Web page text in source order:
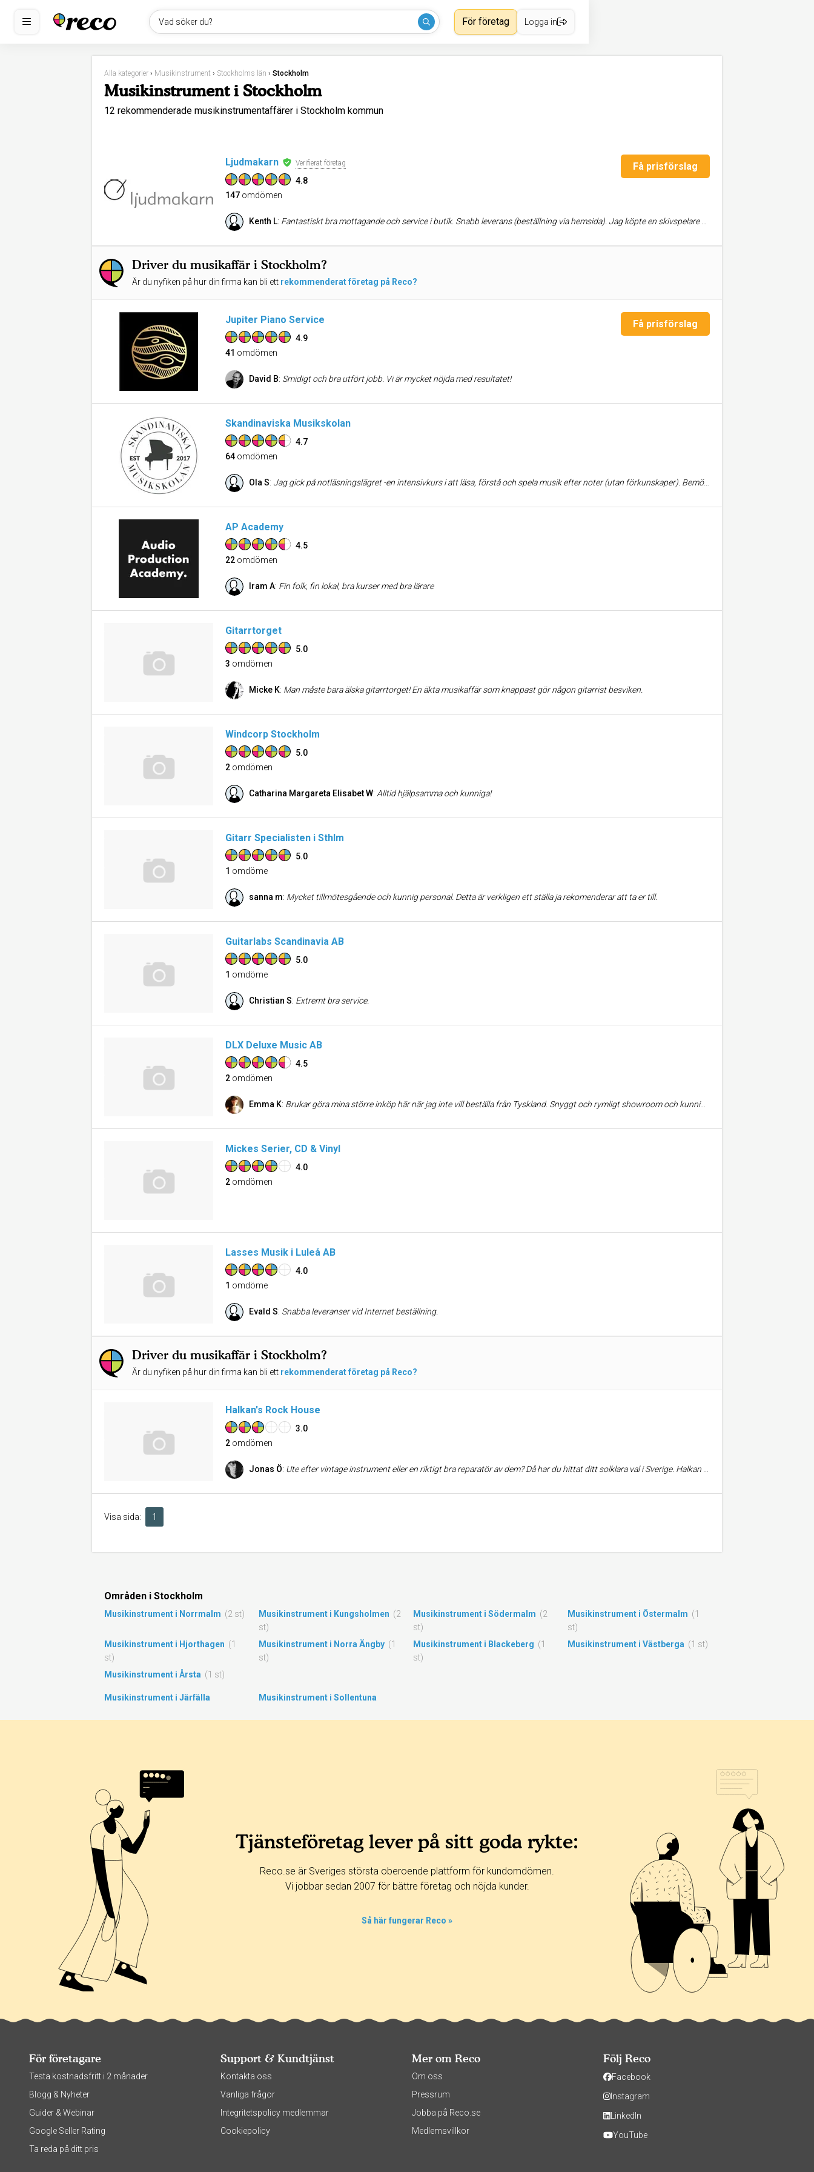
Vad söker du? För företag Logga in
Alla kategorier › Musikinstrument › Stockholms län › Stockholm
Musikinstrument i Stockholm
12 rekommenderade musikinstrumentaffärer i Stockholm kommun
Ljudmakarn Verifierat företag
4.8
147 omdömen
Få prisförslag
Kenth L: Fantastiskt bra mottagande och service i butik. Snabb leverans (beställning via hemsida). Jag köpte en skivspelare Rega Planar 8 samt Riasteg MM MK5 från Rega. Bra support och tips via telefon när jag skulle ställa in tonarmen.
Driver du musikaffär i Stockholm?
Är du nyfiken på hur din firma kan bli ett rekommenderat företag på Reco?
Jupiter Piano Service
4.9
41 omdömen
Få prisförslag
David B: Smidigt och bra utfört jobb. Vi är mycket nöjda med resultatet!
Skandinaviska Musikskolan
4.7
64 omdömen
Ola S: Jag gick på notläsningslägret -en intensivkurs i att läsa, förstå och spela musik efter noter (utan förkunskaper). Bemötandet var varmt och trevligt -korrekt och bra på alla sätt. Förväntade mig att jag skulle repa intensivt på plats, 30min/dag, och få en bra grundkänsla för var tonerna sitter så att jag fortsättningsvis skulle kunna spela enklare stycken efter noter. Skolan levde absolut upp till förväntningarna. -Det var effektivt, roligt, trevligt och utvecklande. Lämnade med ett leende hela veckan lång och känner mig redo att gå vidare med pianolektioner.
AP Academy
4.5
22 omdömen
Iram A: Fin folk, fin lokal, bra kurser med bra lärare
Gitarrtorget
5.0
3 omdömen
Micke K: Man måste bara älska gitarrtorget! En äkta musikaffär som knappast gör någon gitarrist besviken.
Windcorp Stockholm
5.0
2 omdömen
Catharina Margareta Elisabet W: Alltid hjälpsamma och kunniga!
Gitarr Specialisten i Sthlm
5.0
1 omdöme
sanna m: Mycket tillmötesgående och kunnig personal. Detta är verkligen ett ställa ja rekomenderar att ta er till.
Guitarlabs Scandinavia AB
5.0
1 omdöme
Christian S: Extremt bra service.
DLX Deluxe Music AB
4.5
2 omdömen
Emma K: Brukar göra mina större inköp här när jag inte vill beställa från Tyskland. Snyggt och rymligt showroom och kunnig personal så länge de skippar "prao-eleverna". Alltid värt ett besök.
Mickes Serier, CD & Vinyl
4.0
2 omdömen
Lasses Musik i Luleå AB
4.0
1 omdöme
Evald S: Snabba leveranser vid Internet beställning.
Driver du musikaffär i Stockholm?
Är du nyfiken på hur din firma kan bli ett rekommenderat företag på Reco?
Halkan's Rock House
3.0
2 omdömen
Jonas Ö: Ute efter vintage instrument eller en riktigt bra reparatör av dem? Då har du hittat ditt solklara val i Sverige. Halkan har varit med så pass länge att man får säga att han vet det man behöver veta om gitarrer. Kvalitativa och prisvärda reparationer, mängder av äldre fantastiska instrument, reservdelar och tillbehör till det mesta. Förutom det kan grabbarna otroligt mycket om olika modeller och årgångar och har de inte möjlighet att ge dig den hjälp du behöver går du garanterat därifrån med en bra tips på vem du ska vända dig till. När man kommer in i butiken kan man förvänta sig att hitta någon av de som jobbar skruvandes i en gitarr alternativt grävandes i någon låda letandes efter en speciell skruv med just det där utseendet som de hade på just den där modellen från -54. I butiken finns mängder av instrument hängandes från taken och precis lika mycket ståendes på golvet. Ibland kan det tom vara en mindre utmaning att ta sig in i butiken pga alla grejer. Glöm nya tråkiga kopior som låter plastig eller prispressade signaturmodeller på Jimmy Hendrix stratocasters. This is the real deal! Har du missat denna pärla måste du titta förbi och se en gitarraffär som den bör se ut.
Visa sida: 1
Områden i Stockholm
Musikinstrument i Norrmalm (2 st) Musikinstrument i Kungsholmen (2
st)
Musikinstrument i Södermalm (2
st)
Musikinstrument i Östermalm (1
st)
Musikinstrument i Hjorthagen (1
st)
Musikinstrument i Norra Ängby (1
st)
Musikinstrument i Blackeberg (1
st)
Musikinstrument i Västberga (1 st)
Musikinstrument i Årsta (1 st)
Musikinstrument i Järfälla Musikinstrument i Sollentuna
Tjänsteföretag lever på sitt goda rykte:
Reco.se är Sveriges största oberoende plattform för kundomdömen.
Vi jobbar sedan 2007 för bättre företag och nöjda kunder.
Så här fungerar Reco »
För företagare
Testa kostnadsfritt i 2 månader
Blogg & Nyheter
Guider & Webinar
Google Seller Rating
Ta reda på ditt pris
Support & Kundtjänst
Kontakta oss
Vanliga frågor
Integritetspolicy medlemmar
Cookiepolicy
Mer om Reco
Om oss
Pressrum
Jobba på Reco.se
Medlemsvillkor
Följ Reco
Facebook
Instagram
LinkedIn
YouTube